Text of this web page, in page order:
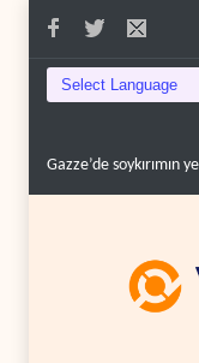
Kamyonlar ve sürüc�..